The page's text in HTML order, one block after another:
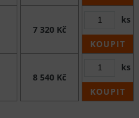
7 320 Kč
ks
KOUPIT
8 540 Kč
ks
KOUPIT